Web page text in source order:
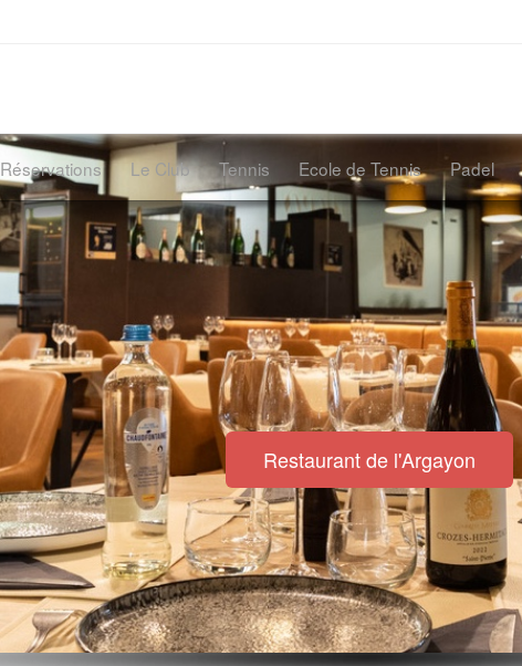
Réservations Le Club Tennis Ecole de Tennis Padel
Restaurant de l'Argayon